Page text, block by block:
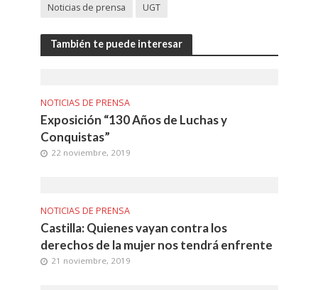
Noticias de prensa
UGT
También te puede interesar
NOTICIAS DE PRENSA
Exposición “130 Años de Luchas y
Conquistas”
22 noviembre, 2019
NOTICIAS DE PRENSA
Castilla: Quienes vayan contra los
derechos de la mujer nos tendrá enfrente
21 noviembre, 2019